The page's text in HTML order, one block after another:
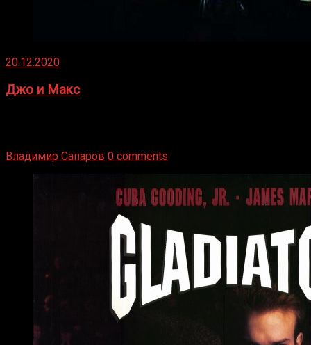
20.12.2020
Джо и Макс
Владимир Сапаров 0 comments